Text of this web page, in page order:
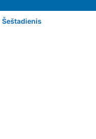
Šeštadienis